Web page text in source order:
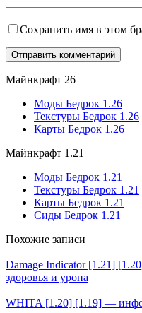
Сохранить имя в этом
Майнкрафт 26
Моды Бедрок 1.26
Текстуры Бедрок 1.26
Карты Бедрок 1.26
Майнкрафт 1.21
Моды Бедрок 1.21
Текстуры Бедрок 1.21
Карты Бедрок 1.21
Сиды Бедрок 1.21
Похожие записи
Damage Indicator [1.21]
здоровья и урона
WHITA [1.20] [1.19] —